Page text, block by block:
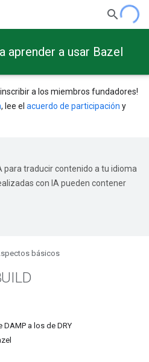
aprender a usar Bazel
a los miembros fundadores!
, lee el acuerdo de participación y
para traducir contenido a tu idioma
con IA pueden contener
básicos
DAMP a los de DRY